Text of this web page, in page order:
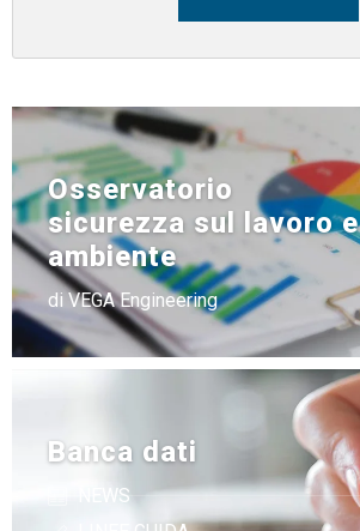
Banca dati
NEWS
Osservatorio
sicurezza sul lavoro e
ambiente
di VEGA Engineering